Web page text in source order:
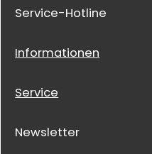
Service-Hotline
Informationen
Service
Newsletter